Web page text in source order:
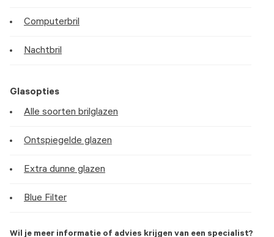
Computerbril
Nachtbril
Glasopties
Alle soorten brilglazen
Ontspiegelde glazen
Extra dunne glazen
Blue Filter
Wil je meer informatie of advies krijgen van een specialist?